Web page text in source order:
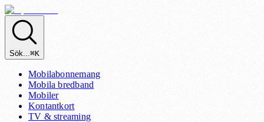
Sök...⌘K
Mobilabonnemang
Mobila bredband
Mobiler
Kontantkort
TV & streaming